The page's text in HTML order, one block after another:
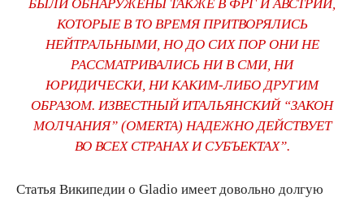
КОТОРЫЕ В ТО ВРЕМЯ ПРИТВОРЯЛИСЬ
НЕЙТРАЛЬНЫМИ, НО ДО СИХ ПОР ОНИ НЕ
РАССМАТРИВАЛИСЬ НИ В СМИ, НИ
ЮРИДИЧЕСКИ, НИ КАКИМ-ЛИБО ДРУГИМ
ОБРАЗОМ. ИЗВЕСТНЫЙ ИТАЛЬЯНСКИЙ “ЗАКОН
МОЛЧАНИЯ” (OMERTA) НАДЕЖНО ДЕЙСТВУЕТ
ВО ВСЕХ СТРАНАХ И СУБЪЕКТАХ”.
Статья Википедии о Gladio имеет довольно долгую